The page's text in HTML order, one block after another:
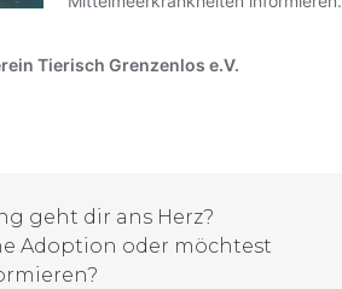
geht dir ans Herz?
Adoption oder möchtest